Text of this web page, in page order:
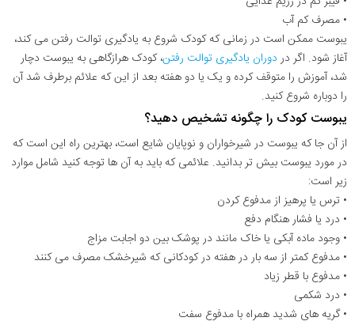
• مصرف کم آب
یبوست ممکن است در زمانی که کودک شروع به یادگیری توالت رفتن می کند،
آغاز شود. اگر در دوران یادگیری توالت رفتن، کودک هرازگاهی به یبوست دچار
شد، آموزش را متوقف کرده و یک یا دو هفته بعد از این که علائم برطرف شد آن
را دوباره شروع کنید.
یبوست کودک را چگونه تشخیص دهید؟
از آن جا که یبوست در شیرخواران و نوپایان شایع است، بهترین راه این است که
در مورد یبوست بیش تر بدانید. علائمی که باید به آن ها توجه کنید شامل موارد
زیر است:
• ترس یا پرهیز از مدفوع کردن
• درد یا فشار هنگام دفع
• وجود ماده آبکی یا خاک مانند در پوشک بین دو اجابت مزاج
• مدفوع کمتر از سه بار در هفته در کودکانی که شیرخشک مصرف می کنند
• مدفوع با قطر زیاد
• درد شکمی
• گریه های شدید همراه با مدفوع سفت